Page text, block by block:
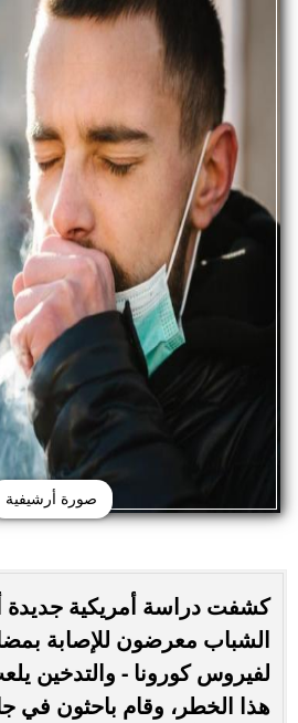
صورة أرشيفية
الشباب معرضون للإصابة
لفيروس كورونا - والتدخين
هذا الخطر، وقام باحثون في